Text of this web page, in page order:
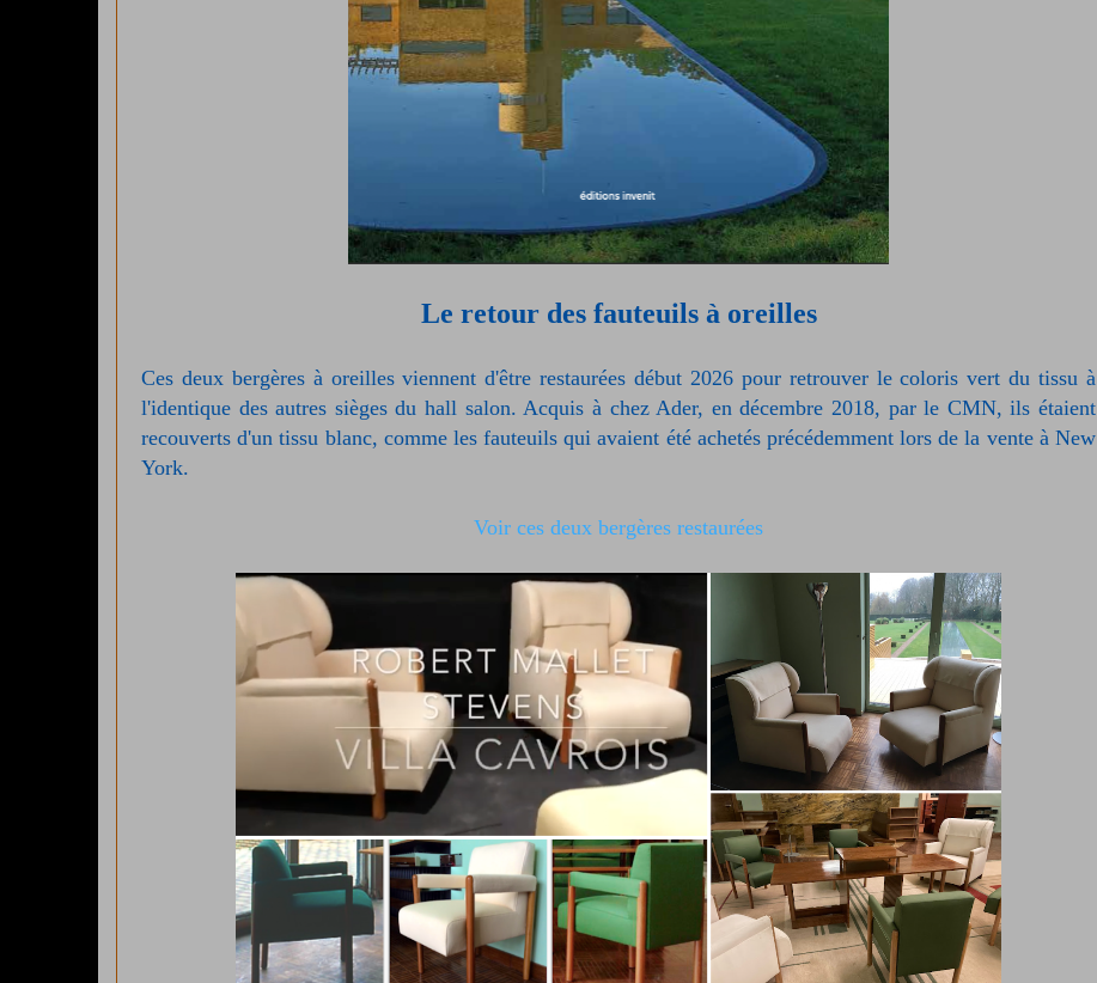
Le retour des fauteuils à oreilles
Ces deux bergères à oreilles viennent d'être restaurées début 2026 pour retrouver le coloris vert du tissu à
l'identique des autres sièges du hall salon. Acquis à chez Ader, en décembre 2018, par le CMN, ils étaient
recouverts d'un tissu blanc, comme les fauteuils qui avaient été achetés précédemment lors de la vente à New
York.
Voir ces deux bergères restaurées